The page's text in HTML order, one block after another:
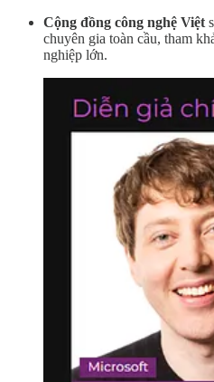
Cộng đồng công nghệ Việt
chuyên gia toàn cầu, tham
nghiệp lớn.